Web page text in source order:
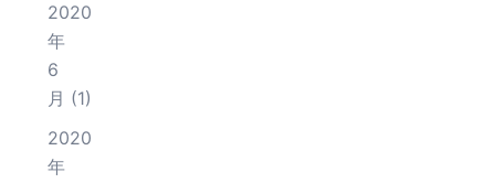
2020
年
6
月 (1)
2020
年